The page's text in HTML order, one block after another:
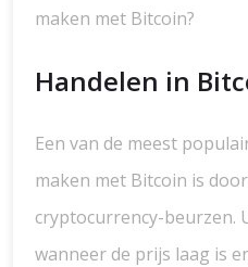
maken met Bitcoin?
Handelen in
Een van de meest
maken met Bitcoin is
cryptocurrency-beurzen.
wanneer de prijs laag is